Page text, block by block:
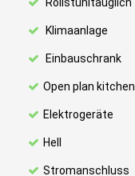
Klimaanlage
Einbauschrank
Open plan kitchen
Elektrogeräte
Hell
Stromanschluss